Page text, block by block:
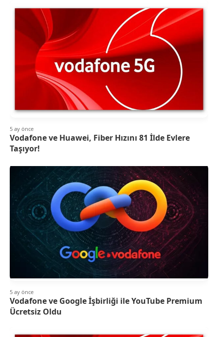
5 ay önce
Vodafone ve Huawei, Fiber Hızını 81 İlde Evlere
Taşıyor!
5 ay önce
Vodafone ve Google İşbirliği ile YouTube Premium
Ücretsiz Oldu